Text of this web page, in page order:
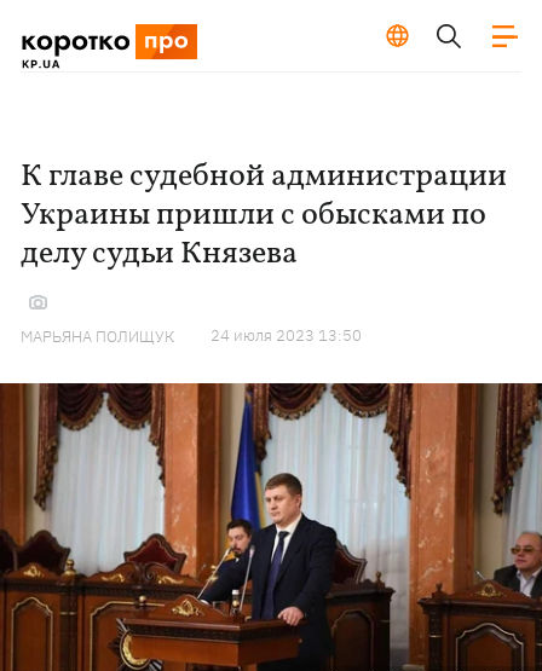
К главе судебной администрации
Украины пришли с обысками по
делу судьи Князева
МАРЬЯНА ПОЛИЩУК 24 июля 2023 13:50